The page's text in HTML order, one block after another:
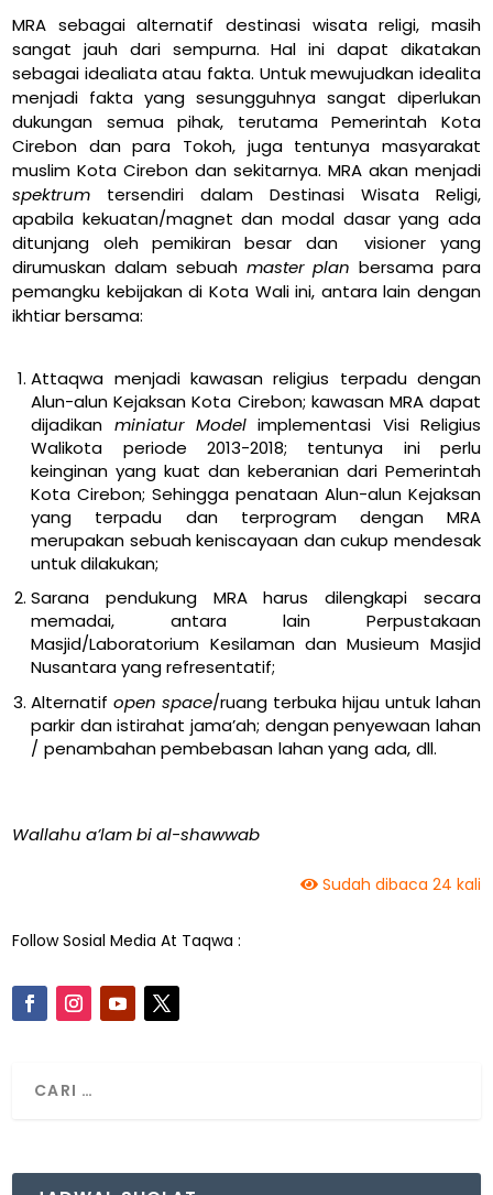
MRA sebagai alternatif destinasi wisata religi, masih
sangat jauh dari sempurna. Hal ini dapat dikatakan
sebagai idealiata atau fakta. Untuk mewujudkan idealita
menjadi fakta yang sesungguhnya sangat diperlukan
dukungan semua pihak, terutama Pemerintah Kota
Cirebon dan para Tokoh, juga tentunya masyarakat
muslim Kota Cirebon dan sekitarnya. MRA akan menjadi
spektrum tersendiri dalam Destinasi Wisata Religi,
apabila kekuatan/magnet dan modal dasar yang ada
ditunjang oleh pemikiran besar dan visioner yang
dirumuskan dalam sebuah master plan bersama para
pemangku kebijakan di Kota Wali ini, antara lain dengan
ikhtiar bersama:
Attaqwa menjadi kawasan religius terpadu dengan
Alun-alun Kejaksan Kota Cirebon; kawasan MRA dapat
dijadikan miniatur Modelimplementasi Visi Religius
Walikota periode 2013-2018; tentunya ini perlu
keinginan yang kuat dan keberanian dari Pemerintah
Kota Cirebon; Sehingga penataan Alun-alun Kejaksan
yang terpadu dan terprogram dengan MRA
merupakan sebuah keniscayaan dan cukup mendesak
untuk dilakukan;
Sarana pendukung MRA harus dilengkapi secara
memadai, antara lain Perpustakaan
Masjid/Laboratorium Kesilaman dan Musieum Masjid
Nusantara yang refresentatif;
Alternatifopen space/ruang terbuka hijau untuk lahan
parkir dan istirahat jama’ah; dengan penyewaan lahan
/ penambahan pembebasan lahan yang ada, dll.
Wallahu a’lam bi al-shawwab
Sudah dibaca 24 kali
Follow Sosial Media At Taqwa :